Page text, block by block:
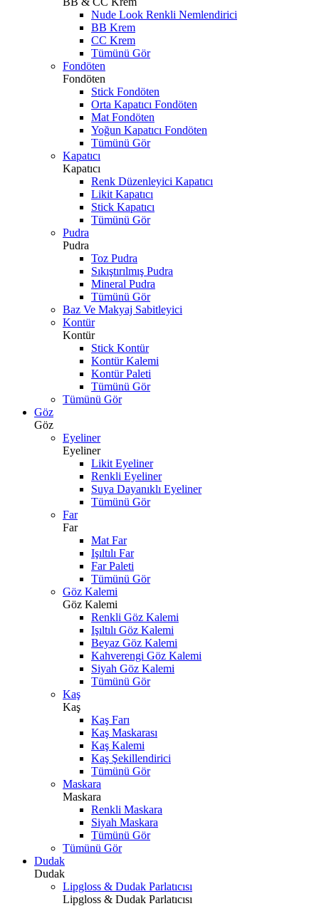
Nude Look Renkli Nemlendirici
BB Krem
CC Krem
Tümünü Gör
Fondöten
Fondöten
Stick Fondöten
Orta Kapatıcı Fondöten
Mat Fondöten
Yoğun Kapatıcı Fondöten
Tümünü Gör
Kapatıcı
Kapatıcı
Renk Düzenleyici Kapatıcı
Likit Kapatıcı
Stick Kapatıcı
Tümünü Gör
Pudra
Pudra
Toz Pudra
Sıkıştırılmış Pudra
Mineral Pudra
Tümünü Gör
Baz Ve Makyaj Sabitleyici
Kontür
Kontür
Stick Kontür
Kontür Kalemi
Kontür Paleti
Tümünü Gör
Tümünü Gör
Göz
Göz
Eyeliner
Eyeliner
Likit Eyeliner
Renkli Eyeliner
Suya Dayanıklı Eyeliner
Tümünü Gör
Far
Far
Mat Far
Işıltılı Far
Far Paleti
Tümünü Gör
Göz Kalemi
Göz Kalemi
Renkli Göz Kalemi
Işıltılı Göz Kalemi
Beyaz Göz Kalemi
Kahverengi Göz Kalemi
Siyah Göz Kalemi
Tümünü Gör
Kaş
Kaş
Kaş Farı
Kaş Maskarası
Kaş Kalemi
Kaş Şekillendirici
Tümünü Gör
Maskara
Maskara
Renkli Maskara
Siyah Maskara
Tümünü Gör
Tümünü Gör
Dudak
Dudak
Lipgloss & Dudak Parlatıcısı
Lipgloss & Dudak Parlatıcısı